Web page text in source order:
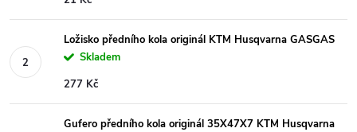
Ložisko předního kola originál KTM Husqvarna GASGAS
Skladem
277 Kč
Gufero předního kola originál 35X47X7 KTM Husqvarna